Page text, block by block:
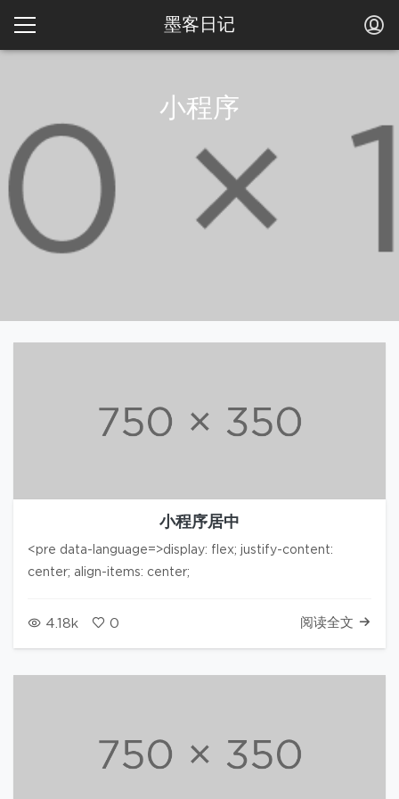
墨客日记
小程序
小程序居中
<pre data-language=>display: flex; justify-content:
center; align-items: center;
4.18k 0 阅读全文